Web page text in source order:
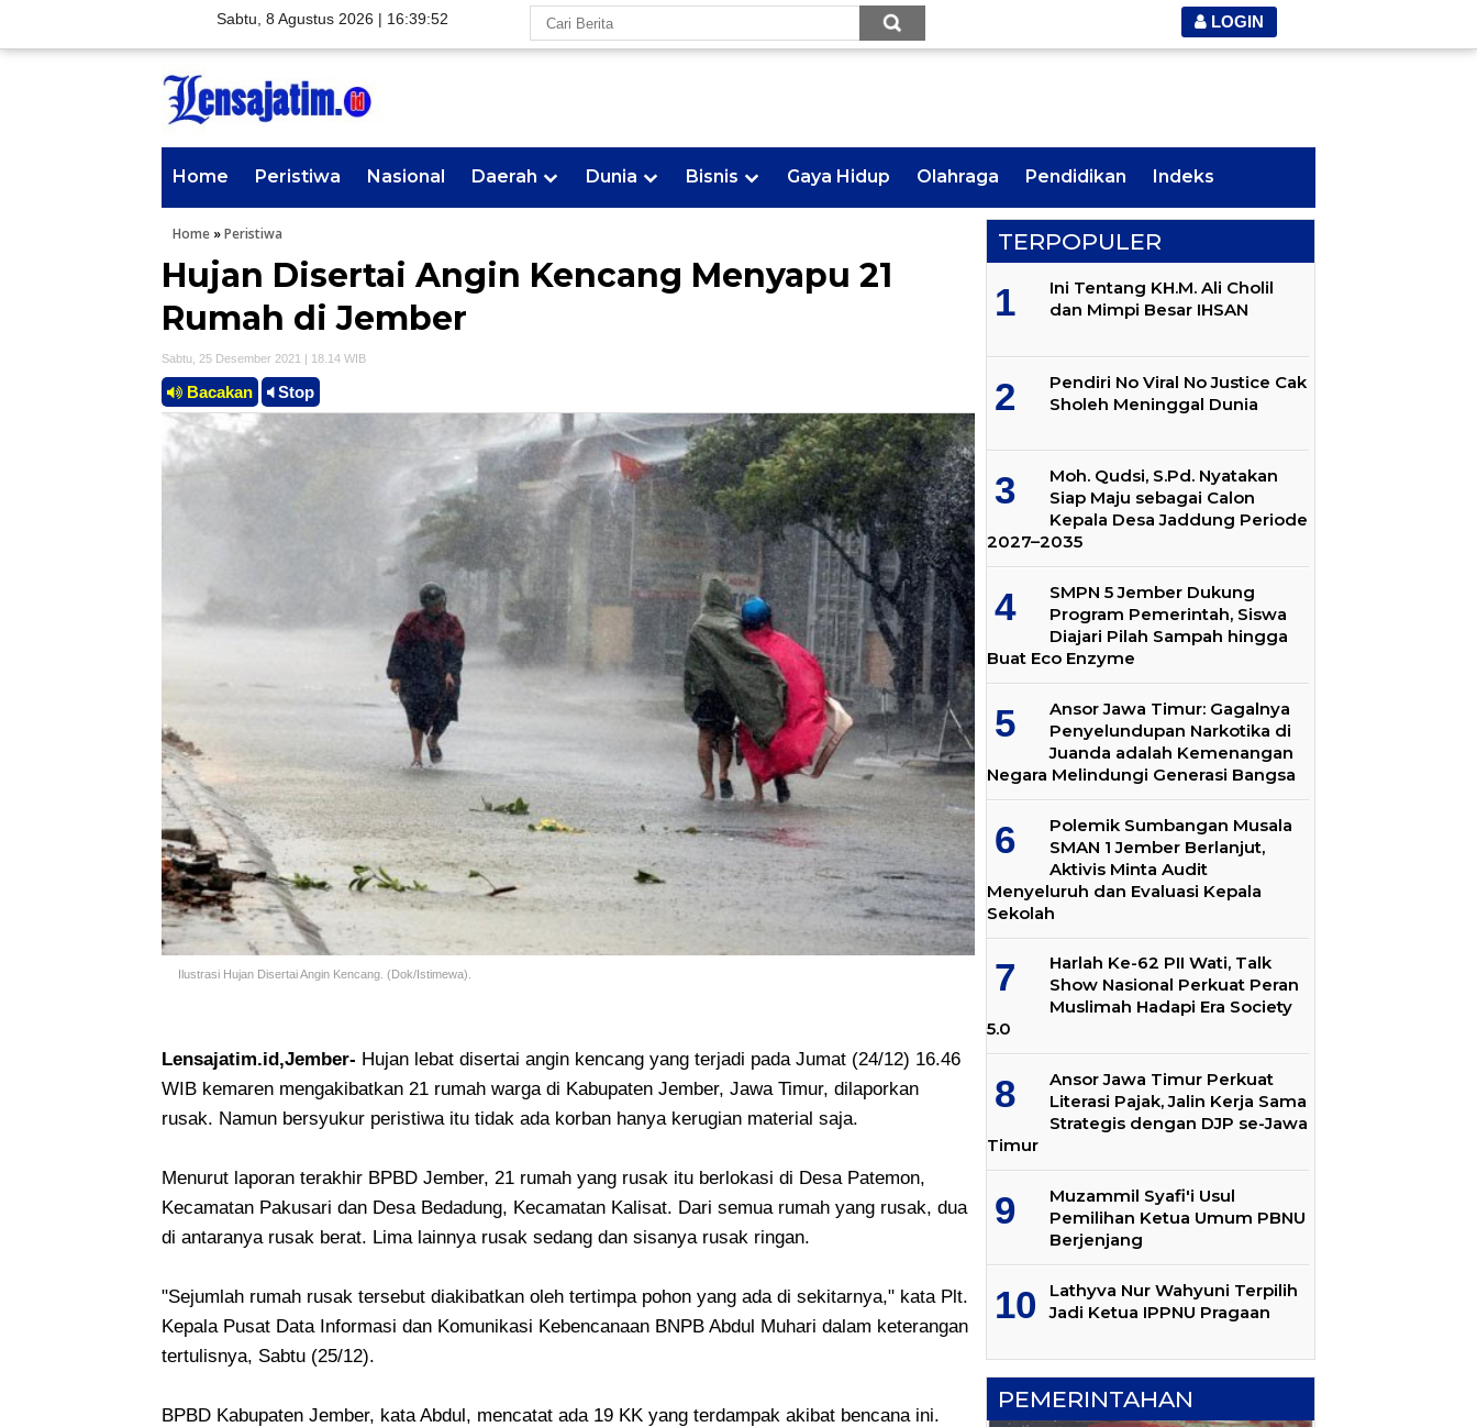
Sabtu, 8 Agustus 2026 | 16:39:53 LOGIN
Home Peristiwa Nasional Daerah Dunia Bisnis Gaya Hidup Olahraga Pendidikan Indeks
Home »Peristiwa
Hujan Disertai Angin Kencang Menyapu 21
Rumah di Jember
Sabtu, 25 Desember 2021 | 18.14 WIB
Bacakan Stop
Ilustrasi Hujan Disertai Angin Kencang. (Dok/Istimewa).
Lensajatim.id,Jember- Hujan lebat disertai angin kencang yang terjadi pada Jumat (24/12) 16.46
WIB kemaren mengakibatkan 21 rumah warga di Kabupaten Jember, Jawa Timur, dilaporkan
rusak. Namun bersyukur peristiwa itu tidak ada korban hanya kerugian material saja.
Menurut laporan terakhir BPBD Jember, 21 rumah yang rusak itu berlokasi di Desa Patemon,
Kecamatan Pakusari dan Desa Bedadung, Kecamatan Kalisat. Dari semua rumah yang rusak, dua
di antaranya rusak berat. Lima lainnya rusak sedang dan sisanya rusak ringan.
"Sejumlah rumah rusak tersebut diakibatkan oleh tertimpa pohon yang ada di sekitarnya," kata Plt.
Kepala Pusat Data Informasi dan Komunikasi Kebencanaan BNPB Abdul Muhari dalam keterangan
tertulisnya, Sabtu (25/12).
BPBD Kabupaten Jember, kata Abdul, mencatat ada 19 KK yang terdampak akibat bencana ini.
TERPOPULER
Ini Tentang KH.M. Ali Cholil
dan Mimpi Besar IHSAN
Pendiri No Viral No Justice Cak
Sholeh Meninggal Dunia
Moh. Qudsi, S.Pd. Nyatakan
Siap Maju sebagai Calon
Kepala Desa Jaddung Periode
2027–2035
SMPN 5 Jember Dukung
Program Pemerintah, Siswa
Diajari Pilah Sampah hingga
Buat Eco Enzyme
Ansor Jawa Timur: Gagalnya
Penyelundupan Narkotika di
Juanda adalah Kemenangan
Negara Melindungi Generasi Bangsa
Polemik Sumbangan Musala
SMAN 1 Jember Berlanjut,
Aktivis Minta Audit
Menyeluruh dan Evaluasi Kepala
Sekolah
Harlah Ke-62 PII Wati, Talk
Show Nasional Perkuat Peran
Muslimah Hadapi Era Society
5.0
Ansor Jawa Timur Perkuat
Literasi Pajak, Jalin Kerja Sama
Strategis dengan DJP se-Jawa
Timur
Muzammil Syafi'i Usul
Pemilihan Ketua Umum PBNU
Berjenjang
Lathyva Nur Wahyuni Terpilih
Jadi Ketua IPPNU Pragaan
PEMERINTAHAN